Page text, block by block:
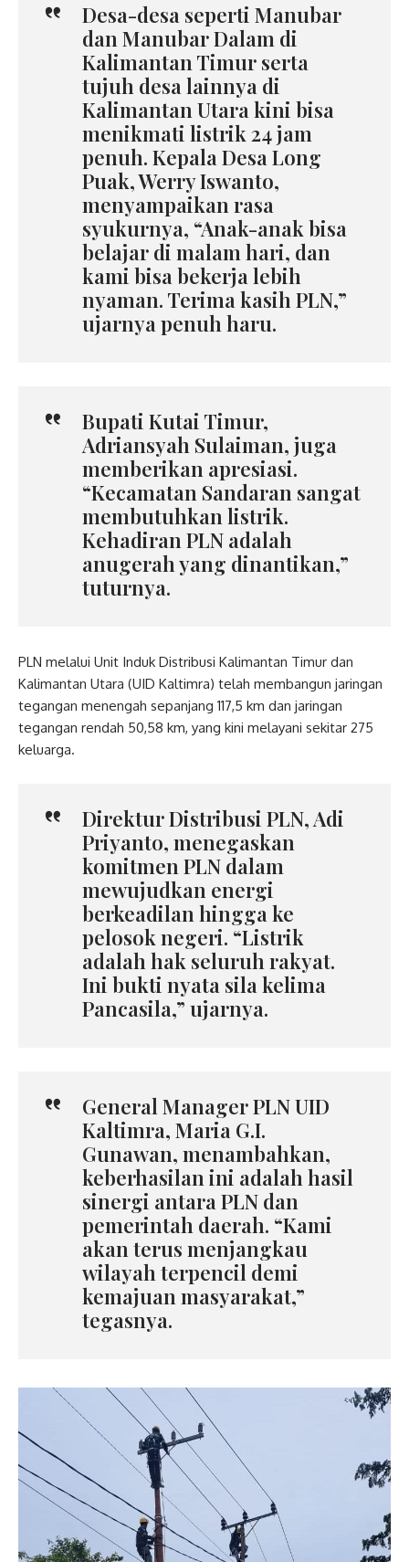
Desa-desa seperti Manubar
dan Manubar Dalam di
Kalimantan Timur serta
tujuh desa lainnya di
Kalimantan Utara kini bisa
menikmati listrik 24 jam
penuh. Kepala Desa Long
Puak, Werry Iswanto,
menyampaikan rasa
syukurnya, “Anak-anak bisa
belajar di malam hari, dan
kami bisa bekerja lebih
nyaman. Terima kasih PLN,”
ujarnya penuh haru.
Bupati Kutai Timur,
Adriansyah Sulaiman, juga
memberikan apresiasi.
“Kecamatan Sandaran sangat
membutuhkan listrik.
Kehadiran PLN adalah
anugerah yang dinantikan,”
tuturnya.
PLN melalui Unit Induk Distribusi Kalimantan Timur dan
Kalimantan Utara (UID Kaltimra) telah membangun jaringan
tegangan menengah sepanjang 117,5 km dan jaringan
tegangan rendah 50,58 km, yang kini melayani sekitar 275
keluarga.
Direktur Distribusi PLN, Adi
Priyanto, menegaskan
komitmen PLN dalam
mewujudkan energi
berkeadilan hingga ke
pelosok negeri. “Listrik
adalah hak seluruh rakyat.
Ini bukti nyata sila kelima
Pancasila,” ujarnya.
General Manager PLN UID
Kaltimra, Maria G.I.
Gunawan, menambahkan,
keberhasilan ini adalah hasil
sinergi antara PLN dan
pemerintah daerah. “Kami
akan terus menjangkau
wilayah terpencil demi
kemajuan masyarakat,”
tegasnya.